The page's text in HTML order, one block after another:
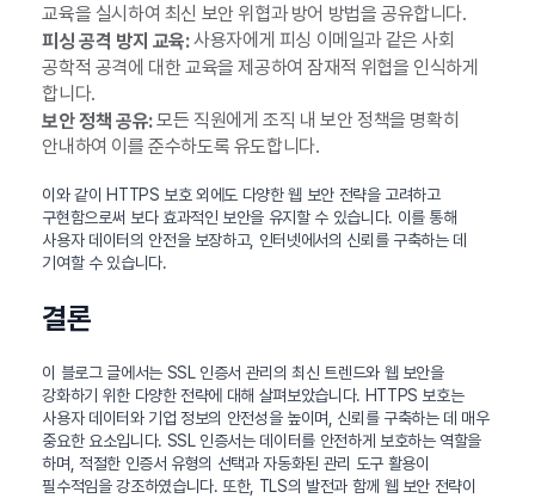
교육을 실시하여 최신 보안 위협과 방어 방법을 공유합니다.
피싱 공격 방지 교육:사용자에게 피싱 이메일과 같은 사회
공학적 공격에 대한 교육을 제공하여 잠재적 위협을 인식하게
합니다.
보안 정책 공유:모든 직원에게 조직 내 보안 정책을 명확히
안내하여 이를 준수하도록 유도합니다.
이와 같이 HTTPS 보호 외에도 다양한 웹 보안 전략을 고려하고
구현함으로써 보다 효과적인 보안을 유지할 수 있습니다. 이를 통해
사용자 데이터의 안전을 보장하고, 인터넷에서의 신뢰를 구축하는 데
기여할 수 있습니다.
결론
이 블로그 글에서는 SSL 인증서 관리의 최신 트렌드와 웹 보안을
강화하기 위한 다양한 전략에 대해 살펴보았습니다. HTTPS 보호는
사용자 데이터와 기업 정보의 안전성을 높이며, 신뢰를 구축하는 데 매우
중요한 요소입니다. SSL 인증서는 데이터를 안전하게 보호하는 역할을
하며, 적절한 인증서 유형의 선택과 자동화된 관리 도구 활용이
필수적임을 강조하였습니다. 또한, TLS의 발전과 함께 웹 보안 전략이